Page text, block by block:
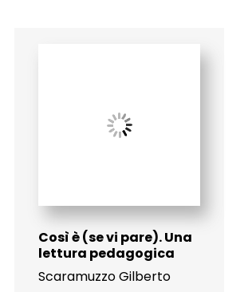
Così è (se vi pare). Una
lettura pedagogica
Scaramuzzo Gilberto